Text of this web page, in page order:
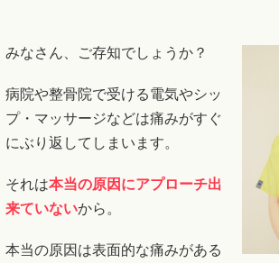
みなさん、ご存知でしょうか？
病院や整骨院で受ける電気やシッ
プ・マッサージなどは痛みがすぐ
にぶり返してしまいます。
それは本当の原因にアプローチ出
来ていないから。
本当の原因は表面的な痛みがある